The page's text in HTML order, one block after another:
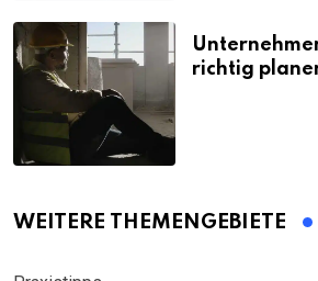
richtig
WEITERE THEMENGEBIETE